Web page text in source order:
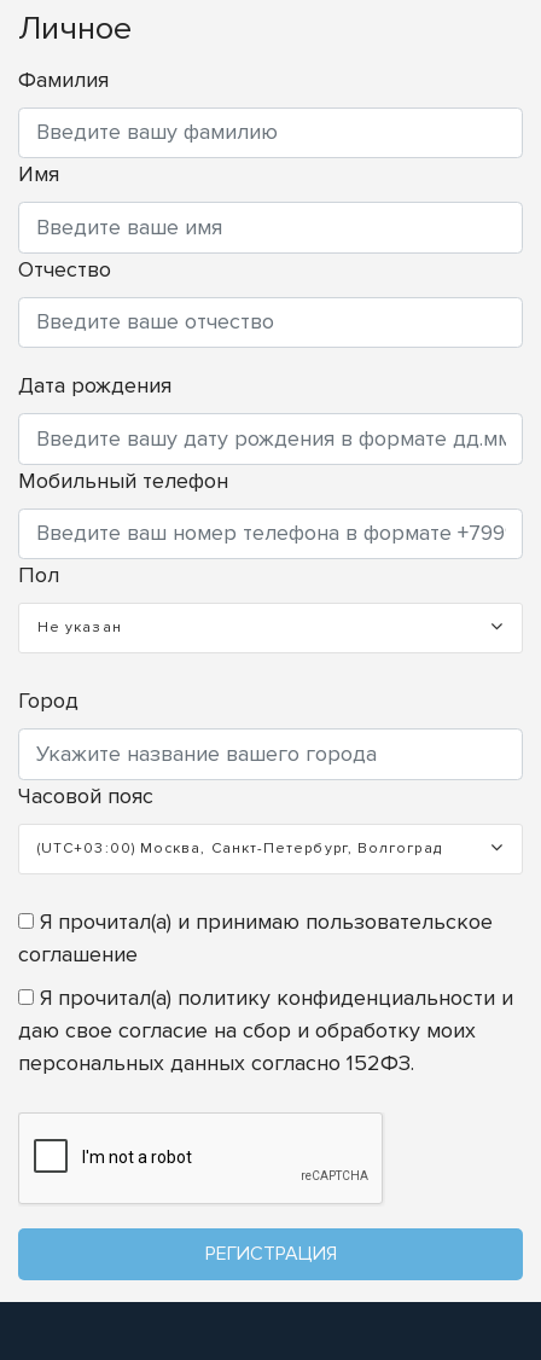
Личное
Фамилия
Имя
Отчество
Дата рождения
Мобильный телефон
Пол
Не указан
Город
Часовой пояс
(UTC+03:00) Москва, Санкт-Петербург, Волгоград
Я прочитал(а) и принимаю пользовательское
соглашение
Я прочитал(а) политику конфиденциальности и
даю свое согласие на сбор и обработку моих
персональных данных согласно 152ФЗ.
РЕГИСТРАЦИЯ